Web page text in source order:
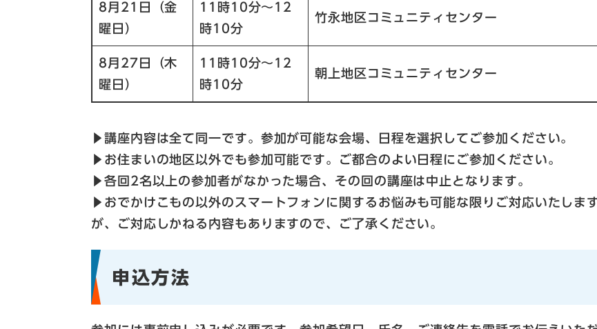
8月21日（金
曜日）
11時10分～12
時10分
竹永地区コミュニティセンター
8月27日（木
曜日）
11時10分～12
時10分
朝上地区コミュニティセンター
▶講座内容は全て同一です。参加が可能な会場、日程を選択してご参加ください。
▶お住まいの地区以外でも参加可能です。ご都合のよい日程にご参加ください。
▶各回2名以上の参加者がなかった場合、その回の講座は中止となります。
▶おでかけこもの以外のスマートフォンに関するお悩みも可能な限りご対応いたしま
が、ご対応しかねる内容もありますので、ご了承ください。
申込方法